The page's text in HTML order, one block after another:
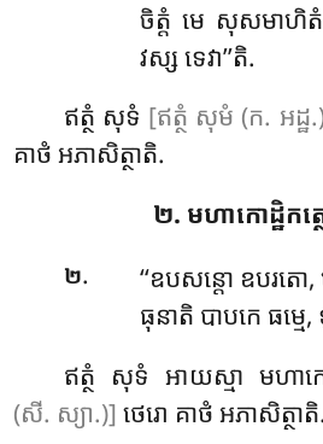
ចិត្តំ មេ សុសមាហិតំ
វស្ស ទេវា’’តិ.
ឥត្ថំ សុទំ [ឥត្ថំ សុមំ (ក. អដ្ឋ
គាថំ អភាសិត្ថាតិ.
២. មហាកោដ្ឋិកត្ថ
២. ‘‘ឧបសន្តោ ឧបរតោ,
ធុនាតិ បាបកេ ធម្មេ
ឥត្ថំ សុទំ អាយស្មា មហាក
(សី. ស្យា.)] ថេរោ គាថំ អភាសិត្ថាតិ.